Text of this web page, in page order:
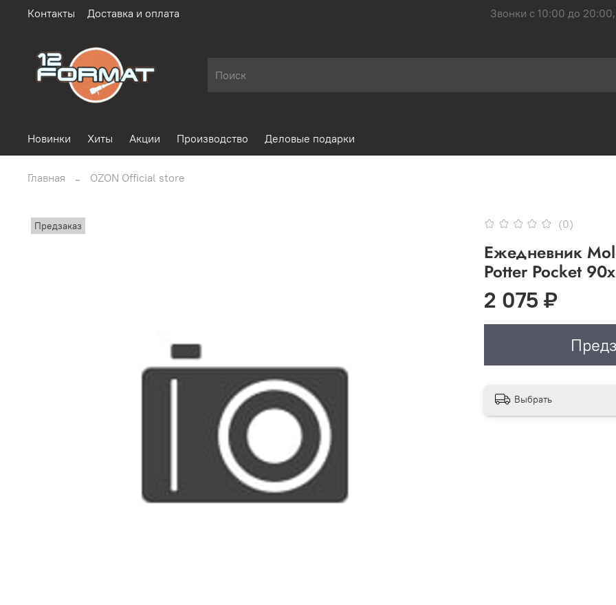
Контакты Доставка и оплата Звонки с 10:00 до
Новинки Хиты Акции Производство Деловые подарки
Главная OZON Official store
Предзаказ (0)
Ежедневник
Potter Pocket
2 075 ₽
Выбрать